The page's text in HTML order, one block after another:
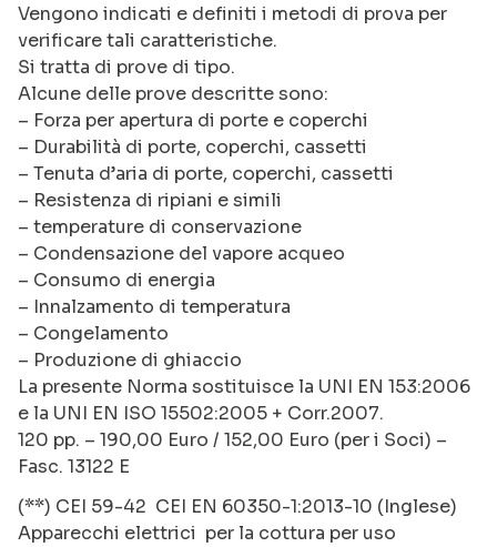
Vengono indicati e definiti i metodi di prova per
verificare tali caratteristiche.
Si tratta di prove di tipo.
Alcune delle prove descritte sono:
– Forza per apertura di porte e coperchi
– Durabilità di porte, coperchi, cassetti
– Tenuta d’aria di porte, coperchi, cassetti
– Resistenza di ripiani e simili
– temperature di conservazione
– Condensazione del vapore acqueo
– Consumo di energia
– Innalzamento di temperatura
– Congelamento
– Produzione di ghiaccio
La presente Norma sostituisce la UNI EN 153:2006
e la UNI EN ISO 15502:2005 + Corr.2007.
120 pp. – 190,00 Euro / 152,00 Euro (per i Soci) –
Fasc. 13122 E
(**) CEI 59-42 CEI EN 60350-1:2013-10 (Inglese)
Apparecchi elettrici per la cottura per uso